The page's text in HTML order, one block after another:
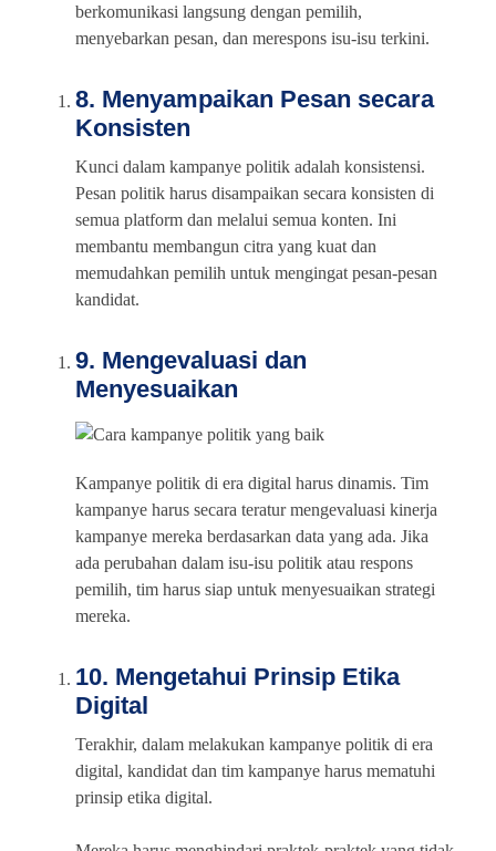
berkomunikasi langsung dengan pemilih,
menyebarkan pesan, dan merespons isu-isu terkini.
8. Menyampaikan Pesan secara
Konsisten
Kunci dalam kampanye politik adalah konsistensi.
Pesan politik harus disampaikan secara konsisten di
semua platform dan melalui semua konten. Ini
membantu membangun citra yang kuat dan
memudahkan pemilih untuk mengingat pesan-pesan
kandidat.
9. Mengevaluasi dan
Menyesuaikan
Kampanye politik di era digital harus dinamis. Tim
kampanye harus secara teratur mengevaluasi kinerja
kampanye mereka berdasarkan data yang ada. Jika
ada perubahan dalam isu-isu politik atau respons
pemilih, tim harus siap untuk menyesuaikan strategi
mereka.
10. Mengetahui Prinsip Etika
Digital
Terakhir, dalam melakukan kampanye politik di era
digital, kandidat dan tim kampanye harus mematuhi
prinsip etika digital.